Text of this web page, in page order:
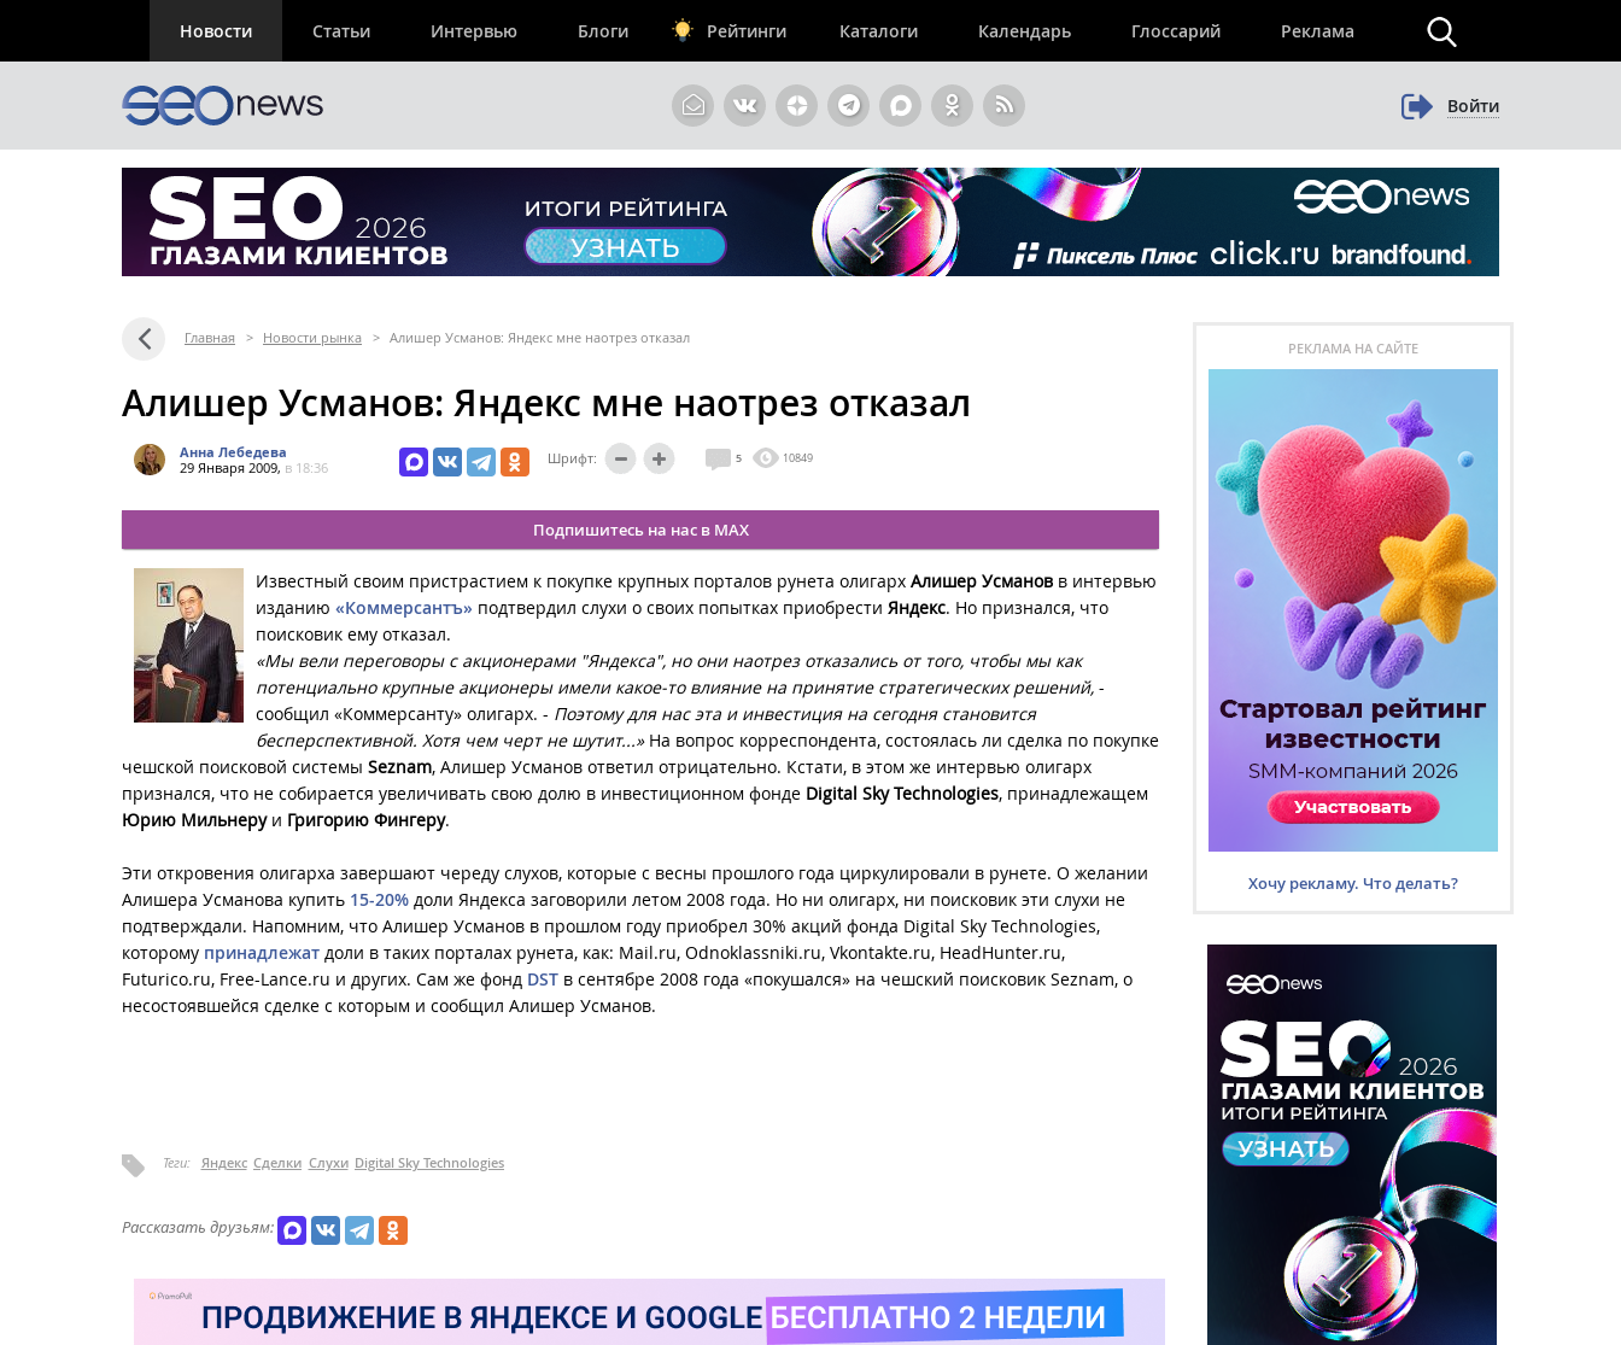
Новости Статьи Интервью Блоги Рейтинги Каталоги Календарь Глоссарий Реклама
Войти
Главная > Новости рынка > Алишер Усманов: Яндекс мне наотрез отказал
Алишер Усманов: Яндекс мне наотрез отказал
Анна Лебедева
29 Января 2009, в 18:36
Шрифт: 5 10849
Подпишитесь на нас в MAX
Известный своим пристрастием к покупке крупных порталов рунета олигарх Алишер Усманов в интервью
изданию «Коммерсантъ» подтвердил слухи о своих попытках приобрести Яндекс. Но признался, что
поисковик ему отказал.
«Мы вели переговоры с акционерами "Яндекса", но они наотрез отказались от того, чтобы мы как
потенциально крупные акционеры имели какое-то влияние на принятие стратегических решений, -
сообщил «Коммерсанту» олигарх. - Поэтому для нас эта и инвестиция на сегодня становится
бесперспективной. Хотя чем черт не шутит...»На вопрос корреспондента, состоялась ли сделка по покупке
чешской поисковой системы Seznam, Алишер Усманов ответил отрицательно. Кстати, в этом же интервью олигарх
признался, что не собирается увеличивать свою долю в инвестиционном фонде Digital Sky Technologies, принадлежащем
Юрию Мильнеруи Григорию Фингеру.
Эти откровения олигарха завершают череду слухов, которые с весны прошлого года циркулировали в рунете. О желании
Алишера Усманова купить 15-20% доли Яндекса заговорили летом 2008 года. Но ни олигарх, ни поисковик эти слухи не
подтверждали. Напомним, что Алишер Усманов в прошлом году приобрел 30% акций фонда Digital Sky Technologies,
которому принадлежат доли в таких порталах рунета, как: Mail.ru, Odnoklassniki.ru, Vkontakte.ru, HeadHunter.ru,
Futurico.ru, Free-Lance.ru и других. Сам же фонд DST в сентябре 2008 года «покушался» на чешский поисковик Seznam, о
несостоявшейся сделке с которым и сообщил Алишер Усманов.
Теги: Яндекс Сделки Слухи Digital Sky Technologies
Рассказать друзьям:
РЕКЛАМА НА САЙТЕ
Хочу рекламу. Что делать?